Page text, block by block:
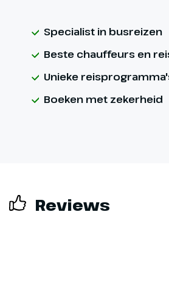
Specialist in busreizen
Beste chauffeurs en
Unieke
Boeken met zekerheid
Reviews